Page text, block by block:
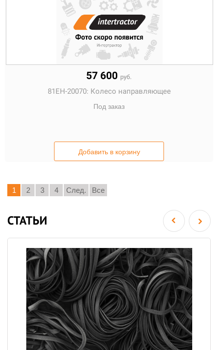
57 600 руб.
81EH-20070: Колесо направляющее
Под заказ
Добавить в корзину
1 2 3 4 След. Все
СТАТЬИ